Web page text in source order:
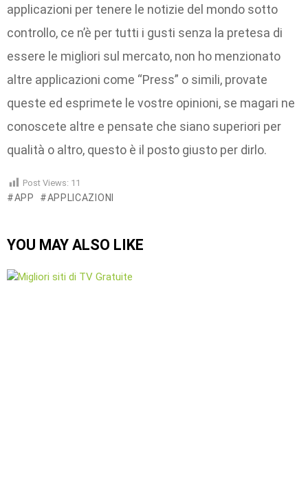
applicazioni per tenere le notizie del mondo sotto
controllo, ce n’è per tutti i gusti senza la pretesa di
essere le migliori sul mercato, non ho menzionato
altre applicazioni come “Press” o simili, provate
queste ed esprimete le vostre opinioni, se magari ne
conoscete altre e pensate che siano superiori per
qualità o altro, questo è il posto giusto per dirlo.
Post Views: 11
APP APPLICAZIONI
YOU MAY ALSO LIKE